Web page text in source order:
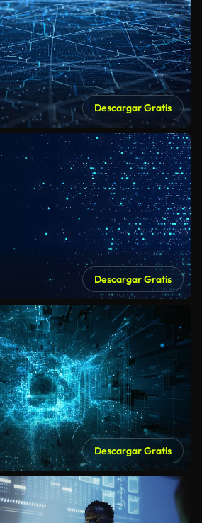
Descargar Gratis
Descargar Gratis
Descargar Gratis